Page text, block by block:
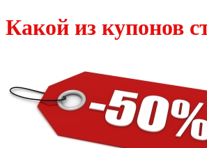
Какой из купонов